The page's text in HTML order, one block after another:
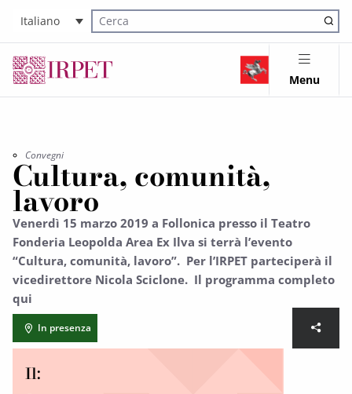
Italiano
Cerca nel sito
Menu
Convegni
Cultura, comunità,
lavoro
Venerdì 15 marzo 2019 a Follonica presso il Teatro
Fonderia Leopolda Area Ex Ilva si terrà l’evento
“Cultura, comunità, lavoro”. Per l’IRPET parteciperà il
vicedirettore Nicola Sciclone. Il programma completo
qui
In presenza
Il: